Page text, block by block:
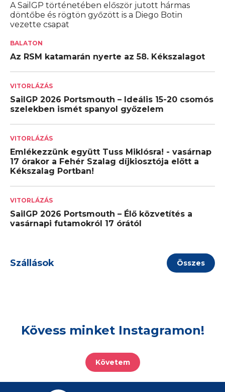
A SailGP történetében először jutott hármas
döntőbe és rögtön győzött is a Diego Botin
vezette csapat
BALATON
Az RSM katamarán nyerte az 58. Kékszalagot
VITORLÁZÁS
SailGP 2026 Portsmouth – Ideális 15-20 csomós
szelekben ismét spanyol győzelem
VITORLÁZÁS
Emlékezzünk együtt Tuss Miklósra! - vasárnap
17 órakor a Fehér Szalag díjkiosztója előtt a
Kékszalag Portban!
VITORLÁZÁS
SailGP 2026 Portsmouth – Élő közvetítés a
vasárnapi futamokról 17 órától
Szállások Összes
Kövess minket Instagramon!
Követem